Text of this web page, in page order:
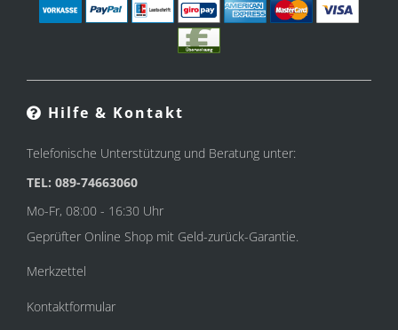
Hilfe & Kontakt
Telefonische Unterstützung und Beratung unter:
TEL: 089-74663060
Mo-Fr, 08:00 - 16:30 Uhr
Geprüfter Online Shop mit Geld-zurück-Garantie.
Merkzettel
Kontaktformular